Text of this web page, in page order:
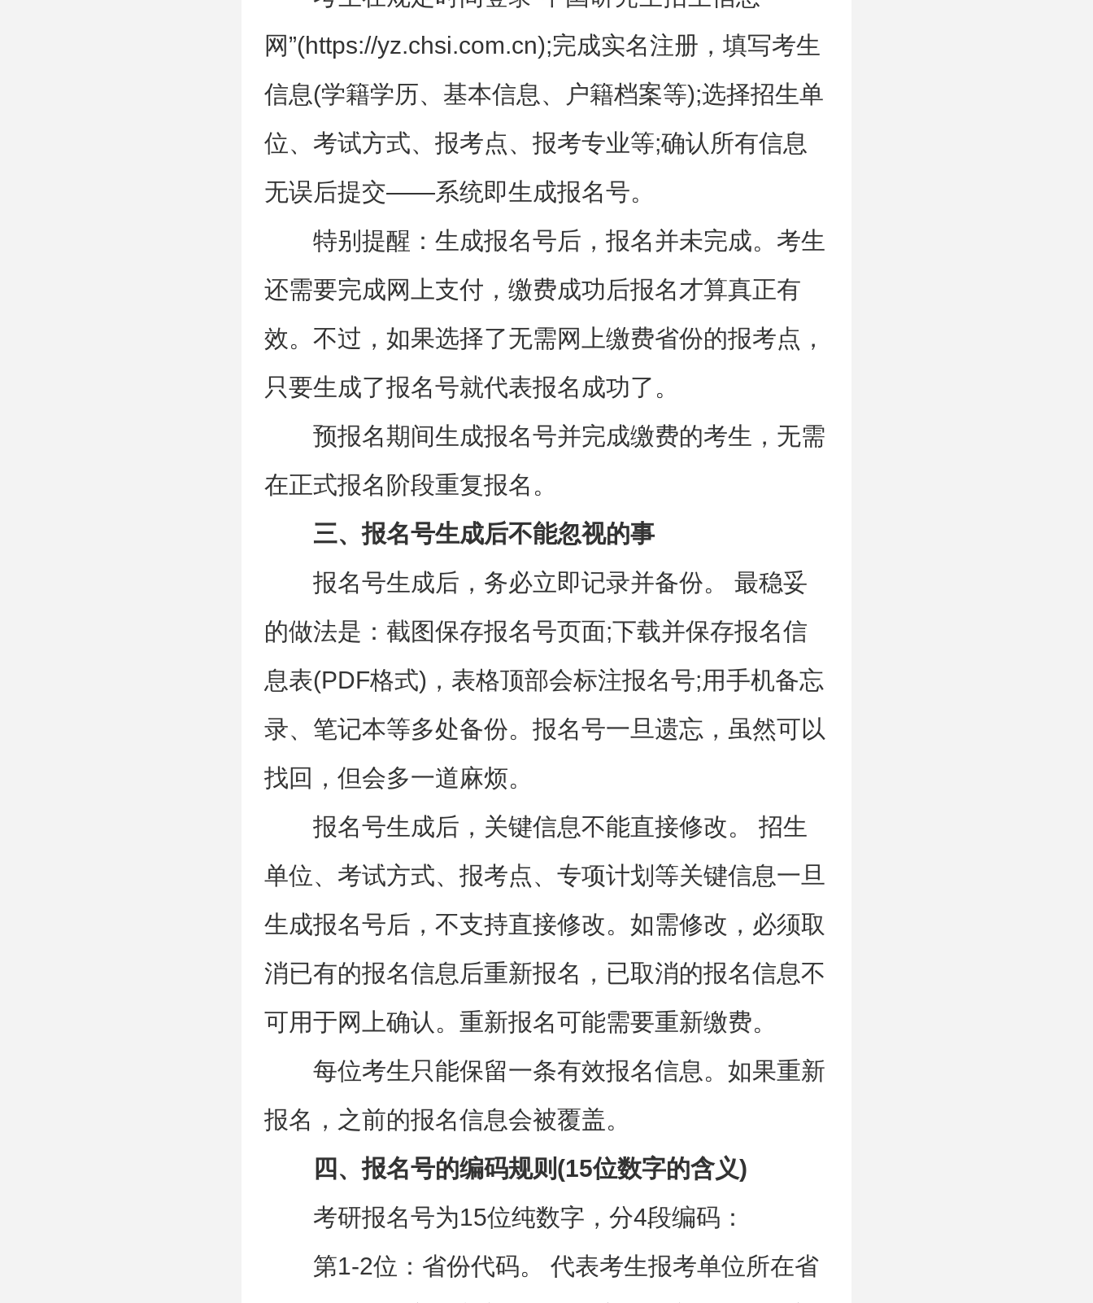
网”(https://yz.chsi.com.cn);完成实名注册，填写考生
信息(学籍学历、基本信息、户籍档案等);选择招生单
位、考试方式、报考点、报考专业等;确认所有信息
无误后提交——系统即生成报名号。
特别提醒：生成报名号后，报名并未完成。考生
还需要完成网上支付，缴费成功后报名才算真正有
效。不过，如果选择了无需网上缴费省份的报考点，
只要生成了报名号就代表报名成功了。
预报名期间生成报名号并完成缴费的考生，无需
在正式报名阶段重复报名。
三、报名号生成后不能忽视的事
报名号生成后，务必立即记录并备份。 最稳妥
的做法是：截图保存报名号页面;下载并保存报名信
息表(PDF格式)，表格顶部会标注报名号;用手机备忘
录、笔记本等多处备份。报名号一旦遗忘，虽然可以
找回，但会多一道麻烦。
报名号生成后，关键信息不能直接修改。 招生
单位、考试方式、报考点、专项计划等关键信息一旦
生成报名号后，不支持直接修改。如需修改，必须取
消已有的报名信息后重新报名，已取消的报名信息不
可用于网上确认。重新报名可能需要重新缴费。
每位考生只能保留一条有效报名信息。如果重新
报名，之前的报名信息会被覆盖。
四、报名号的编码规则(15位数字的含义)
考研报名号为15位纯数字，分4段编码：
第1-2位：省份代码。 代表考生报考单位所在省